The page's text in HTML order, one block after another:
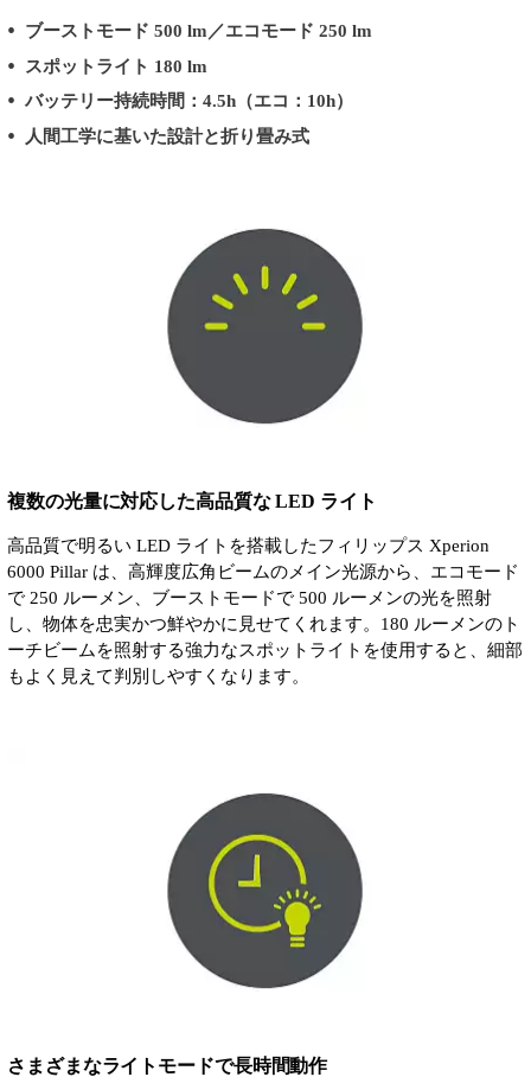
ブーストモード 500 lm／エコモード 250 lm
スポットライト 180 lm
バッテリー持続時間：4.5h（エコ：10h）
人間工学に基いた設計と折り畳み式
複数の光量に対応した高品質な LED ライト
高品質で明るい LED ライトを搭載したフィリップス Xperion
6000 Pillar は、高輝度広角ビームのメイン光源から、エコモード
で 250 ルーメン、ブーストモードで 500 ルーメンの光を照射
し、物体を忠実かつ鮮やかに見せてくれます。180 ルーメンのト
ーチビームを照射する強力なスポットライトを使用すると、細部
もよく見えて判別しやすくなります。
さまざまなライトモードで長時間動作